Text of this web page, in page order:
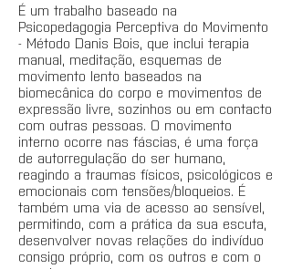
É um trabalho baseado na
Psicopedagogia Perceptiva do Movimento
- Método Danis Bois, que inclui terapia
manual, meditação, esquemas de
movimento lento baseados na
biomecânica do corpo e movimentos de
expressão livre, sozinhos ou em contacto
com outras pessoas. O movimento
interno ocorre nas fáscias, é uma força
de autorregulação do ser humano,
reagindo a traumas físicos, psicológicos e
emocionais com tensões/bloqueios. É
também uma via de acesso ao sensível,
permitindo, com a prática da sua escuta,
desenvolver novas relações do indivíduo
consigo próprio, com os outros e com o